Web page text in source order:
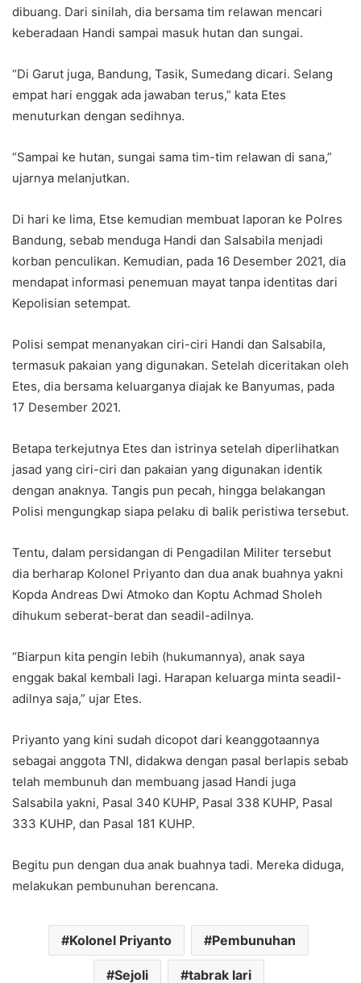
dibuang. Dari sinilah, dia bersama tim relawan mencari
keberadaan Handi sampai masuk hutan dan sungai.
“Di Garut juga, Bandung, Tasik, Sumedang dicari. Selang
empat hari enggak ada jawaban terus,” kata Etes
menuturkan dengan sedihnya.
“Sampai ke hutan, sungai sama tim-tim relawan di sana,”
ujarnya melanjutkan.
Di hari ke lima, Etse kemudian membuat laporan ke Polres
Bandung, sebab menduga Handi dan Salsabila menjadi
korban penculikan. Kemudian, pada 16 Desember 2021, dia
mendapat informasi penemuan mayat tanpa identitas dari
Kepolisian setempat.
Polisi sempat menanyakan ciri-ciri Handi dan Salsabila,
termasuk pakaian yang digunakan. Setelah diceritakan oleh
Etes, dia bersama keluarganya diajak ke Banyumas, pada
17 Desember 2021.
Betapa terkejutnya Etes dan istrinya setelah diperlihatkan
jasad yang ciri-ciri dan pakaian yang digunakan identik
dengan anaknya. Tangis pun pecah, hingga belakangan
Polisi mengungkap siapa pelaku di balik peristiwa tersebut.
Tentu, dalam persidangan di Pengadilan Militer tersebut
dia berharap Kolonel Priyanto dan dua anak buahnya yakni
Kopda Andreas Dwi Atmoko dan Koptu Achmad Sholeh
dihukum seberat-berat dan seadil-adilnya.
“Biarpun kita pengin lebih (hukumannya), anak saya
enggak bakal kembali lagi. Harapan keluarga minta seadil-
adilnya saja,” ujar Etes.
Priyanto yang kini sudah dicopot dari keanggotaannya
sebagai anggota TNI, didakwa dengan pasal berlapis sebab
telah membunuh dan membuang jasad Handi juga
Salsabila yakni, Pasal 340 KUHP, Pasal 338 KUHP, Pasal
333 KUHP, dan Pasal 181 KUHP.
Begitu pun dengan dua anak buahnya tadi. Mereka diduga,
melakukan pembunuhan berencana.
Kolonel Priyanto Pembunuhan
Sejoli tabrak lari